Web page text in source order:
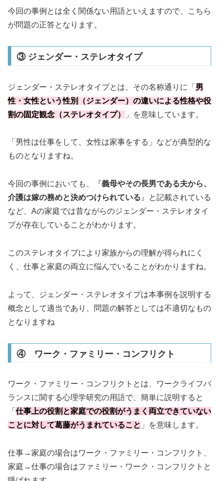
今回の事例とは全く関係ない用語といえますので、こちら
が問題の正答となります。
③ ジェンダー・ステレオタイプ
ジェンダー・ステレオタイプとは、その名称通りに「 男
性・女性という性別（ジェンダー）の違いによる性格や役
割の固定観念（ステレオタイプ）
」を意味しています。
「男性は仕事をして、女性は家事をする」などが典型的な
ものとなりますね。
今回の事例においても、『義母やその長男である夫から、
介護は嫁の務めと決めつけられている 』と記載されている
など、Aの家庭では昔ながらのジェンダー・ステレオタイ
プが存在していることがわかります。
このステレオタイプにより家族からの理解が得られにく
く、仕事と家庭の両立に悩んでいることがわかりますね。
よって、ジェンダー・ステレオタイプは本事例を説明する
概念として適当であり、問題の解答としては不適切なもの
となりますね
④ ワーク・ファミリー・コンフリクト
ワーク・ファミリー・コンフリクトとは、ワークライフバ
ランスに関する心理学研究の用語で、簡単に説明すると
「 仕事上の役割と家庭での役割がうまく両立できていない
ことに対して葛藤がうまれていること 」を意味します。
仕事→家庭の場合はワーク・ファミリー・コンフリクト、
家庭→仕事の場合はファミリー・ワーク・コンフリクトと